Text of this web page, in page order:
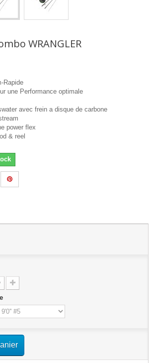
WRANGLER
Rapide
une Performance optimale
avec frein a disque de carbone
power flex
& reel